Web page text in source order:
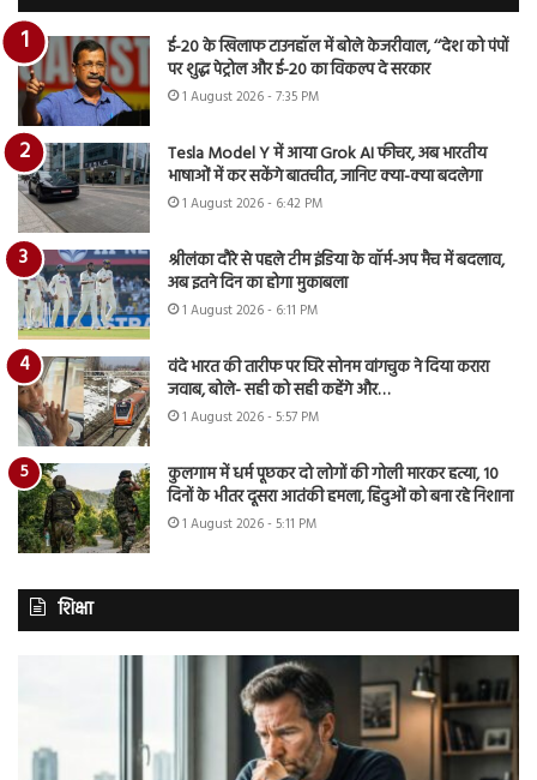
ई-20 के खिलाफ टाउनहॉल में बोले केजरीवाल, ‘‘देश को पंपों
पर शुद्ध पेट्रोल और ई-20 का विकल्प दे सरकार
1 August 2026 - 7:35 PM
Tesla Model Y में आया Grok AI फीचर, अब भारतीय
भाषाओं में कर सकेंगे बातचीत, जानिए क्या-क्या बदलेगा
1 August 2026 - 6:42 PM
श्रीलंका दौरे से पहले टीम इंडिया के वॉर्म-अप मैच में बदलाव,
अब इतने दिन का होगा मुकाबला
1 August 2026 - 6:11 PM
वंदे भारत की तारीफ पर घिरे सोनम वांगचुक ने दिया करारा
जवाब, बोले- सही को सही कहेंगे और…
1 August 2026 - 5:57 PM
कुलगाम में धर्म पूछकर दो लोगों की गोली मारकर हत्या, 10
दिनों के भीतर दूसरा आतंकी हमला, हिंदुओं को बना रहे निशाना
1 August 2026 - 5:11 PM
शिक्षा